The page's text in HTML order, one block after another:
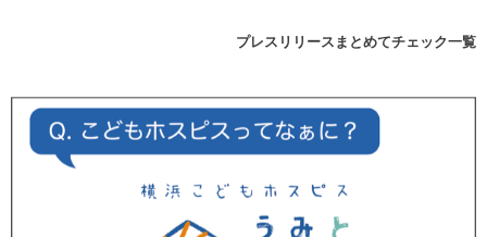
プレスリリースまとめてチェック一覧